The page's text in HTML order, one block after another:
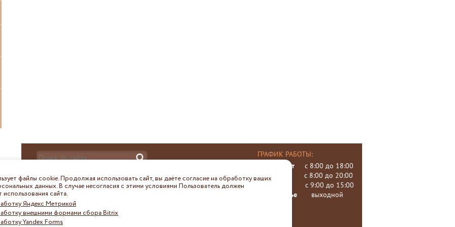
файлы cookie. Продолжая использовать сайт, вы даёте согласие на обработку ваших
данных. В случае несогласия с этими условиями Пользователь должен
сайта.
Яндекс Метрикой
внешними формами сбора Bitrix
Yandex Forms
© ГАУ Республики Мордовия "МФЦ", 2026
г. Саранск, ул. Большевистская, 31
Тел./факс +7(8342) 39-29-39
E-mail:mfcrm@mfc.e-mordovia.ru
ГРАФИК РАБОТЫ:
пн, вт, чт, пт с 8:00 до 18:00
среда
с 8:00 до 20:00
с 9:00 до 15:00
воскресенье выходной